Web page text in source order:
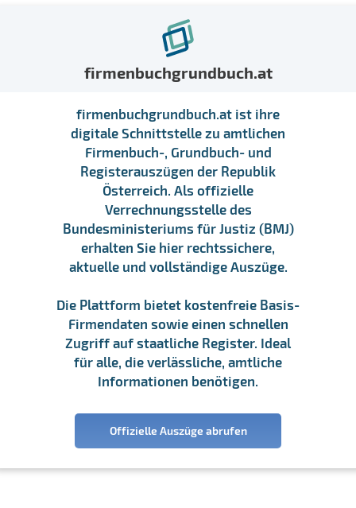
firmenbuchgrundbuch.at
firmenbuchgrundbuch.at ist ihre
digitale Schnittstelle zu amtlichen
Firmenbuch-, Grundbuch- und
Registerauszügen der Republik
Österreich. Als offizielle
Verrechnungsstelle des
Bundesministeriums für Justiz (BMJ)
erhalten Sie hier rechtssichere,
aktuelle und vollständige Auszüge.
Die Plattform bietet kostenfreie Basis-
Firmendaten sowie einen schnellen
Zugriff auf staatliche Register. Ideal
für alle, die verlässliche, amtliche
Informationen benötigen.
Offizielle Auszüge abrufen